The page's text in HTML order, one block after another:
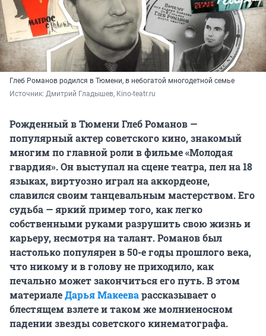
Глеб Романов родился в Тюмени, в небогатой многодетной семье
Источник: Дмитрий Гладышев, Kino-teatr.ru
Рожденный в Тюмени Глеб Романов —
популярный актер советского кино, знакомый
многим по главной роли в фильме «Молодая
гвардия». Он выступал на сцене театра, пел на 18
языках, виртуозно играл на аккордеоне,
славился своим танцевальным мастерством. Его
судьба — яркий пример того, как легко
собственными руками разрушить свою жизнь и
карьеру, несмотря на талант. Романов был
настолько популярен в 50-е годы прошлого века,
что никому и в голову не приходило, как
печально может закончиться его путь. В этом
материалеДарья Макееварассказывает о
блестящем взлете и таком же молниеносном
падении звезды советского кинематографа.